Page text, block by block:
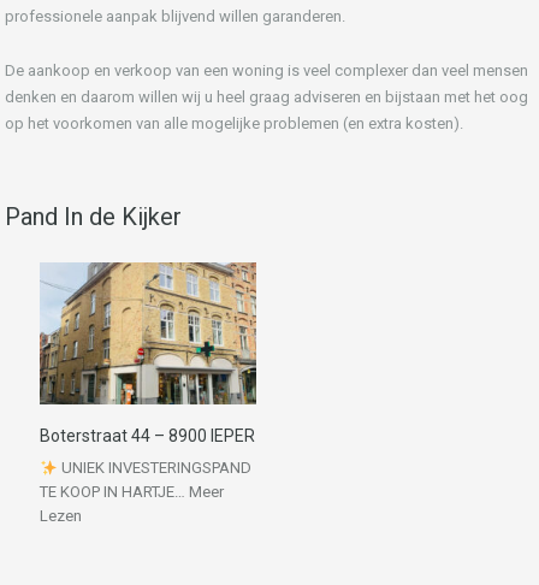
professionele aanpak blijvend willen garanderen.
De aankoop en verkoop van een woning is veel complexer dan veel mensen
denken en daarom willen wij u heel graag adviseren en bijstaan met het oog
op het voorkomen van alle mogelijke problemen (en extra kosten).
Pand In de Kijker
Boterstraat 44 – 8900 IEPER
UNIEK INVESTERINGSPAND
TE KOOP IN HARTJE… Meer
Lezen